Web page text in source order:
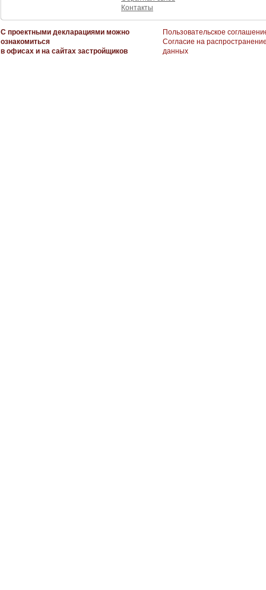
Контакты
С проектными декларациями можно
ознакомиться
в офисах и на сайтах застройщиков
Пользовательское
Согласие на
данных